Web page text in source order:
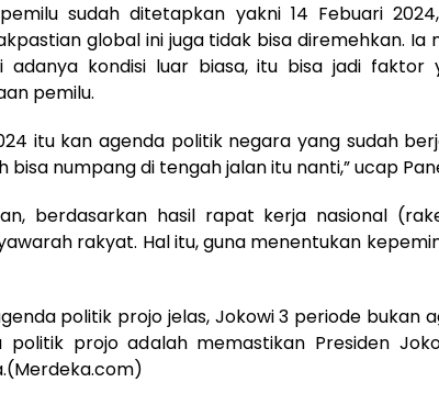
sudah ditetapkan yakni 14 Febuari
global ini juga tidak bisa diremehkan. Ia
kondisi luar biasa, itu bisa jadi faktor
pemilu.
itu kan agenda politik negara yang sudah
bisa numpang di tengah jalan itu nanti,” ucap
berdasarkan hasil rapat kerja nasional
rakyat. Hal itu, guna menentukan
politik projo jelas, Jokowi 3 periode bukan
politik projo adalah memastikan Presiden